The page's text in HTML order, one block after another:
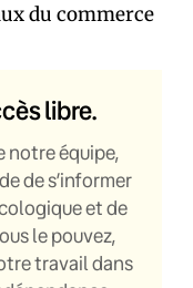
du commerce
libre.
notre équipe,
de s’informer
et de
le pouvez,
travail dans